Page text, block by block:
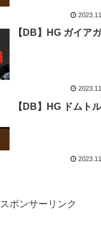
【DB】HG ガイア
【DB】HG ドムト
スポンサーリンク